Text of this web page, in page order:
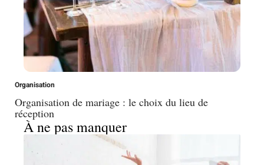
Organisation
Organisation de mariage : le choix du lieu de
réception
À ne pas manquer